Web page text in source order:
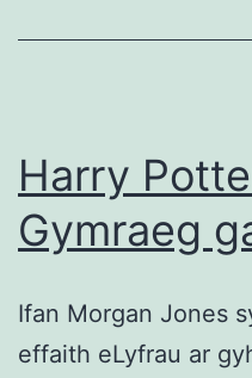
Harry
Gymraeg
Ifan Morgan Jones
effaith eLyfrau ar